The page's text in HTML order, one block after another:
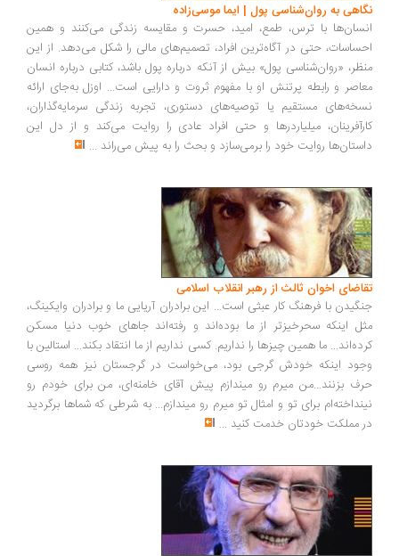
به روان‌شناسی پول | ایما موسی‌زاده
با ترس، طمع، امید، حسرت و مقایسه زندگی می‌کنند و همین
حتی در آگاه‌ترین افراد، تصمیم‌های مالی را شکل می‌دهد. از این
«روان‌شناسی پول» بیش از آنکه درباره پول باشد، کتابی درباره انسان
و رابطه پرتنش او با مفهوم ثروت و دارایی است... اوزل به‌جای ارائه
مستقیم یا توصیه‌های دستوری، تجربه زندگی سرمایه‌گذاران،
میلیاردرها و حتی افراد عادی را روایت می‌کند و از دل این
روایت خود را برمی‌سازد و بحث را به پیش می‌راند ...
اخوان ثالث از رهبر انقلاب اسلامی
با فرهنگ کار عبثی است... این برادران آریایی ما و برادران وایکینگ،
اینکه سحرخیزتر از ما بوده‌اند و رفته‌اند جاهای خوب دنیا مسکن
ما همین چیزها را نداریم. کسی نداریم از ما انتقاد بکند... استالین با
اینکه خودش گرجی بود، می‌خواست در گرجستان نیز همه روسی
بزنند...من میرم رو میندازم پیش آقای خامنه‌ای، من برای خودم رو
برای تو و امثال تو میرم رو میندازم... به شرطی که شماها برگردید
مملکت خودتان خدمت کنید...